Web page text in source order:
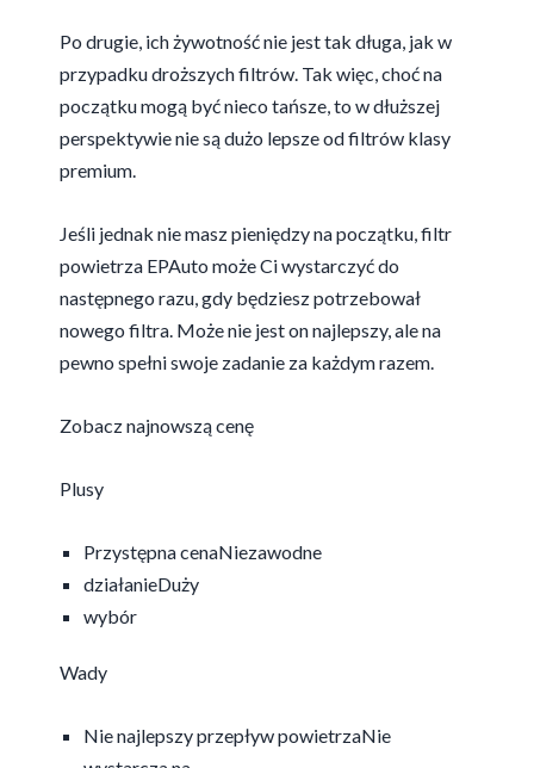
Po drugie, ich żywotność nie jest tak długa, jak w
przypadku droższych filtrów. Tak więc, choć na
początku mogą być nieco tańsze, to w dłuższej
perspektywie nie są dużo lepsze od filtrów klasy
premium.
Jeśli jednak nie masz pieniędzy na początku, filtr
powietrza EPAuto może Ci wystarczyć do
następnego razu, gdy będziesz potrzebował
nowego filtra. Może nie jest on najlepszy, ale na
pewno spełni swoje zadanie za każdym razem.
Zobacz najnowszą cenę
Plusy
Przystępna cenaNiezawodne
działanieDuży
wybór
Wady
Nie najlepszy przepływ powietrzaNie